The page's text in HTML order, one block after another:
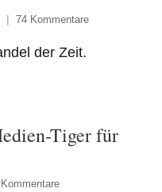
74 Kommentare
der Zeit.
Tiger für